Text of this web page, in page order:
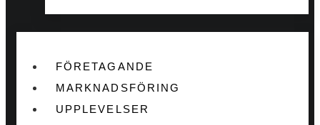
FÖRETAGANDE
MARKNADSFÖRING
UPPLEVELSER